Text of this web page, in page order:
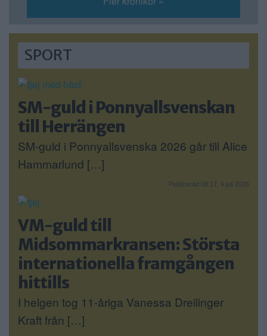
SPORT
SM-guld i Ponnyallsvenskan
till Herrängen
SM-guld i Ponnyallsvenska 2026 går till Alice
Hammarlund […]
Publicerad 08:17, 9 juli 2026
VM-guld till
Midsommarkransen: Största
internationella framgången
hittills
I helgen tog 11-åriga Vanessa Dreilinger
Kraft från […]